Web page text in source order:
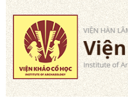
Nhảy
đến
nội
dung